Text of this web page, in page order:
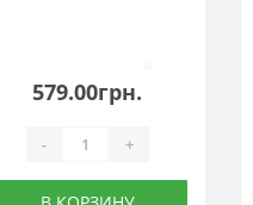
579.00грн.
- +